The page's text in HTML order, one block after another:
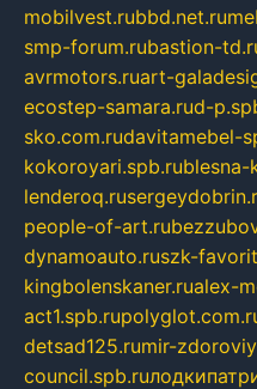
mobilvest.rubbd.net.ru
smp-forum.rubastion-
avrmotors.ruart-
ecostep-samara.rud-
sko.com.rudavitamebel-
kokoroyari.spb.rublesna-
lenderoq.ru
people-of-art.ru
dynamoauto.ruszk-
kingbolenskaner.rualex-
act1.spb.ru
detsad125.rumir-
council.spb.ru